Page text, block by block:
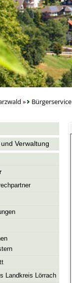
» Bürgerservice
Verwaltung
Landkreis Lörrach